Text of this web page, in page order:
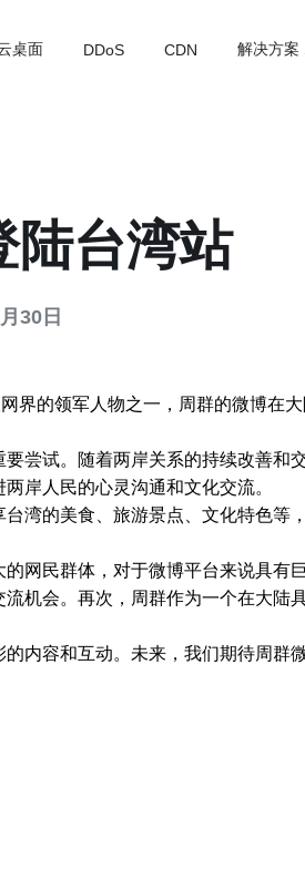
桌面 DDoS CDN 解决方案
陆台湾站
30日
的领军人物之一，周群的微博在
尝试。随着两岸关系的持续改善和
岸人民的心灵沟通和文化交流。
湾的美食、旅游景点、文化特色等
网民群体，对于微博平台来说具有
机会。再次，周群作为一个在大陆
内容和互动。未来，我们期待周群